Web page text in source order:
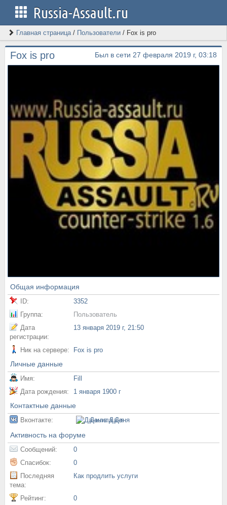
Russia-Assault.ru
Главная страница/ Пользователи / Fox is pro
Fox is pro Был в сети 27 февраля 2019 г, 03:18
Общая информация
ID:
3352
Группа:
Пользователь
Дата
регистрации:
13 января 2019 г, 21:50
Ник на сервере: Fox is pro
Личные данные
Имя:
Fill
Дата рождения:
1 января 1900 г
Контактные данные
Вконтакте: Данила Даня
Активность на форуме
Сообщений:
0
Спасибок:
0
Последняя
тема:
Как продлить услуги
Рейтинг: 0